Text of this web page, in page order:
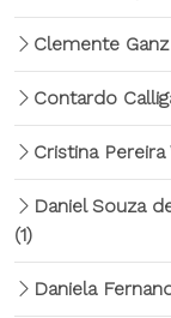
Clemente
Contardo
Cristina Pereira
Daniel Souza
(1)
Daniela